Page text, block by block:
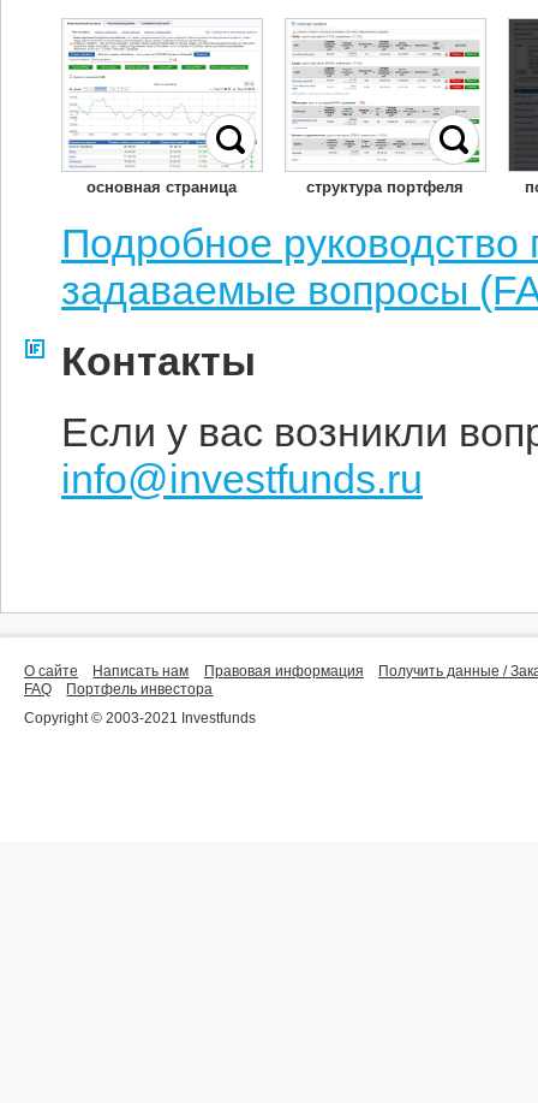
основная страница структура портфеля
Подробное руководство
задаваемые вопросы
Контакты
Если у вас возникли
info@investfunds.ru
О сайте Написать нам Правовая информация
Получить данные /
FAQ
Портфель инвестора
Copyright © 2003-2021 Investfunds